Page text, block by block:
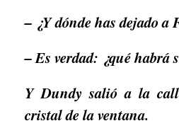
– ¿Y dónde has dejado a
– Es verdad: ¿qué habrá
Y Dundy salió a la
cristal de la ventana.